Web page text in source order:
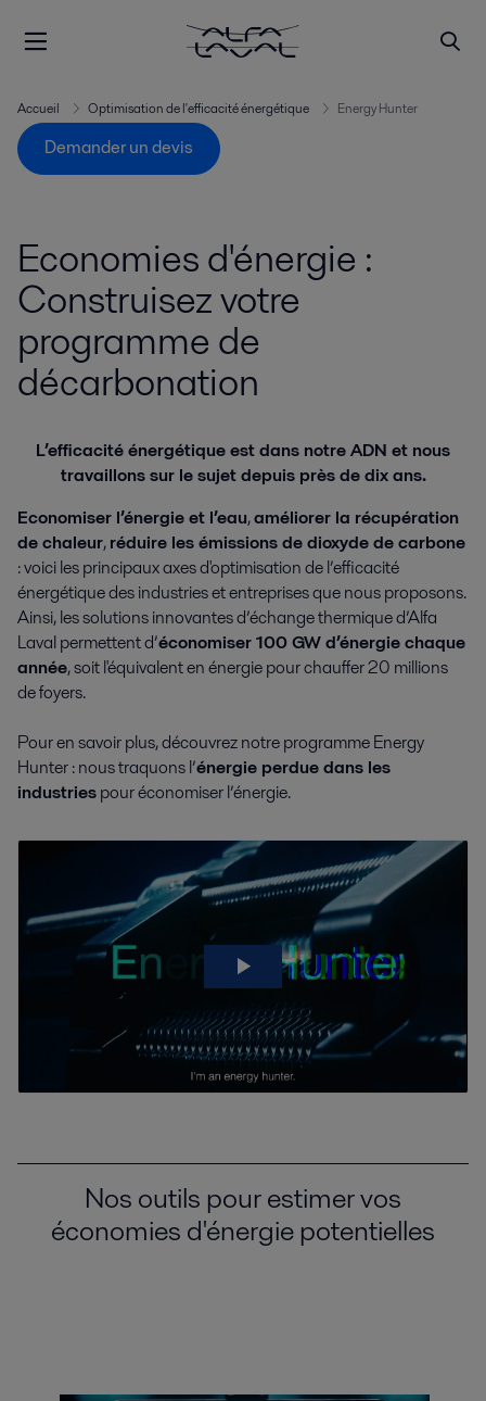
Accueil Optimisation de l'efficacité énergétique Energy Hunter
Demander un devis
Economies d'énergie :
Construisez votre
programme de
décarbonation
L’efficacité énergétique est dans notre ADN et nous
travaillons sur le sujet depuis près de dix ans.
Economiser l’énergie et l’eau,améliorer la récupération
de chaleur,réduire les émissions de dioxyde de carbone
: voici les principaux axes d'optimisation de l’efficacité
énergétique des industries et entreprises que nous proposons.
Ainsi, les solutions innovantes d’échange thermique d’Alfa
Laval permettent d’économiser 100 GW d’énergie chaque
année, soit l'équivalent en énergie pour chauffer 20 millions
de foyers.
Pour en savoir plus, découvrez notre programme Energy
Hunter : nous traquons l’énergie perdue dans les
industriespour économiser l’énergie.
Nos outils pour estimer vos
économies d'énergie potentielles